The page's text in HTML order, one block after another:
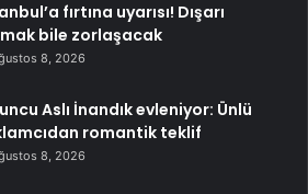
fırtına uyarısı! Dışarı
bile zorlaşacak
8, 2026
Aslı İnandık evleniyor: Ünlü
romantik teklif
8, 2026